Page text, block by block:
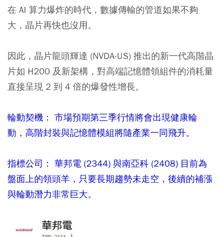
在 AI 算力爆炸的時代，數據傳輸的管道如果不夠
大，晶片再快也沒用。
因此，晶片龍頭輝達 (NVDA-US) 推出的新一代高階晶
片如 H200 及新架構，對高端記憶體領組件的消耗量
直接呈現 2 到 4 倍的爆發性增長。
輪動契機： 市場預期第三季行情將會出現健康輪
動，高階封裝與記憶體模組將隨產業一同飛升。
指標公司： 華邦電 (2344) 與南亞科 (2408) 目前為
盤面上的領頭羊，只要長期趨勢未走空，後續的補漲
與輪動潛力非常巨大。